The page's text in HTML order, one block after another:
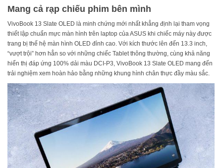
Mang cả rạp chiếu phim bên mình
VivoBook 13 Slate OLED là minh chứng mới nhất khẳng định lại tham vọng
thiết lập chuẩn mực màn hình trên laptop của ASUS khi chiếc máy này được
trang bị thế hệ màn hình OLED đỉnh cao. Với kích thước lên đến 13.3 inch,
“vượt trội” hơn hẳn so với những chiếc Tablet thông thường, cùng khả năng
hiển thị đáp ứng 100% dải màu DCI-P3, VivoBook 13 Slate OLED mang đến
trải nghiệm xem hoàn hảo bằng những khung hình chân thực đầy màu sắc.